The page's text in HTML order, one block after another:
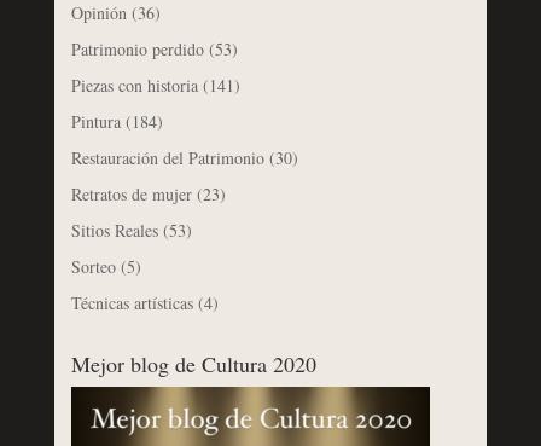
Opinión(36)
Patrimonio perdido(53)
Piezas con historia(141)
Pintura(184)
Restauración del Patrimonio(30)
Retratos de mujer(23)
Sitios Reales(53)
Sorteo(5)
Técnicas artísticas(4)
Mejor blog de Cultura 2020